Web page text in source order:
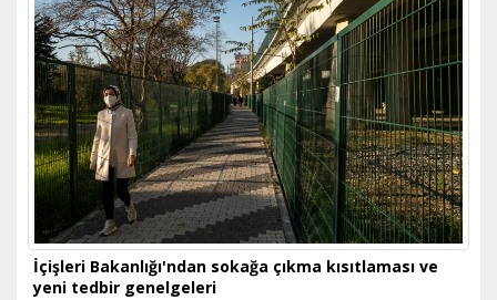
İçişleri Bakanlığı'ndan sokağa çıkma kısıtlaması ve
yeni tedbir genelgeleri